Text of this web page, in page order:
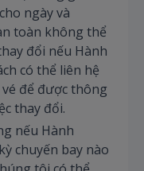
ngày và
toàn không thể
đổi nếu Hành
có thể liên hệ
để được thông
thay đổi.
nếu Hành
chuyến bay nào